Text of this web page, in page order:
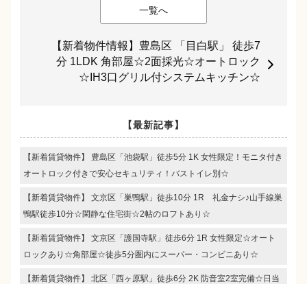
一覧へ
【新着物件情報】豊島区 「目白駅」 徒歩7
分 1LDK 角部屋☆2面採光☆オートロック
☆IH3口グリル付システムキッチン☆
【最新記事】
【新着賃貸物件】 豊島区「池袋駅」徒歩5分 1K 女性限定！モニタ付き
オートロック付きで安心セキュリティ！バストイレ別☆
【新着賃貸物件】 文京区「巣鴨駅」徒歩10分 1R 礼金ナシ♪山手線巣
鴨駅徒歩10分☆閑静な住宅街☆2帖のロフトあり☆
【新着賃貸物件】 文京区「護国寺駅」徒歩6分 1R 女性限定☆オート
ロックあり☆角部屋☆徒歩5分圏内にスーパー・コンビニあり☆
【新着賃貸物件】 北区「西ヶ原駅」徒歩6分 2K 防音室2室完備☆日当